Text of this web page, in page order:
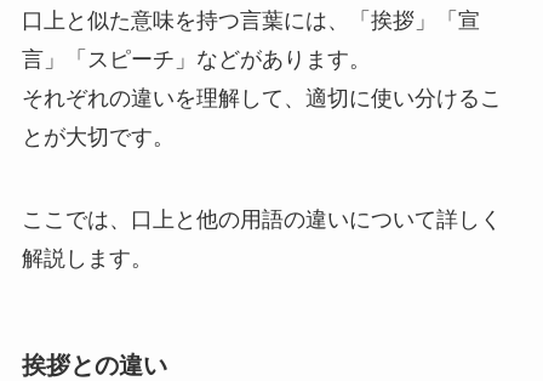
口上と似た意味を持つ言葉には、「挨拶」「宣
言」「スピーチ」などがあります。
それぞれの違いを理解して、適切に使い分けるこ
とが大切です。
ここでは、口上と他の用語の違いについて詳しく
解説します。
挨拶との違い